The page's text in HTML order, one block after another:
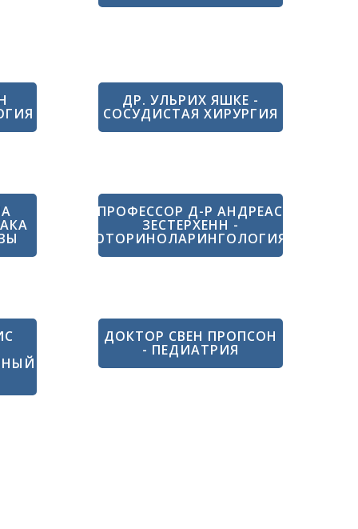
ДР. УЛЬРИХ ЯШКЕ -
СОСУДИСТАЯ ХИРУРГИЯ
ПРОФЕССОР Д-Р АНДРЕАС
ЗЕСТЕРХЕНН -
ОТОРИНОЛАРИНГОЛОГИЯ
ДОКТОР СВЕН ПРОПСОН
- ПЕДИАТРИЯ